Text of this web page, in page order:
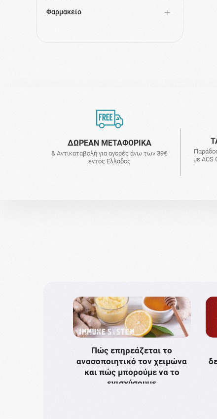
Φαρμακείο
ΔΩΡΕΑΝ ΜΕΤΑΦΟΡΙΚΑ
& Αντικαταβολή για αγορές άνω των 39€
εντός Ελλάδος
με ACS
Πώς επηρεάζεται το
ανοσοποιητικό τον χειμώνα
και πώς μπορούμε να το
ενισχύσουμε